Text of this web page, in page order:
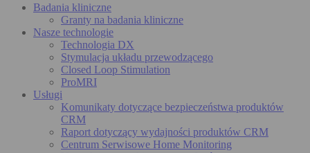
Badania kliniczne
Granty na badania kliniczne
Nasze technologie
Technologia DX
Stymulacja układu przewodzącego
Closed Loop Stimulation
ProMRI
Usługi
Komunikaty dotyczące bezpieczeństwa produktów
CRM
Raport dotyczący wydajności produktów CRM
Centrum Serwisowe Home Monitoring